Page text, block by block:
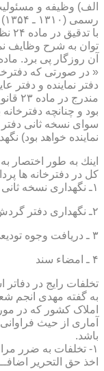
الف) وظیفه و
رسمی (۱۳۱۰ ـ ۱۳۵۴)
با
توان به شرح وظایف
آن روزگار پی برد. ماده ۲۴ نظامنامه یاد شده مقرر می
« در صورتی كه
دفتر نماینده و دفتر
بود و چنانچه
سوای نسخه ثانی
نماینده خواهد بود)
اینك به طور اختصار
كل در دفترخانه ها
۱ـ نگهداری نسخه ثانی دفتر ثبت اسناد رسمی
۲ـ نگهداری دفتر گردش تمبر
۳ ـ دریافت وجوه تودیعی مراجعان
۴ ـ امضاء سند
تخلفات رایج در
به گفته مهدی انجم
آماری از حیث
باشد.
۱- تخلفات به ضرر
اخذ حق التحریر